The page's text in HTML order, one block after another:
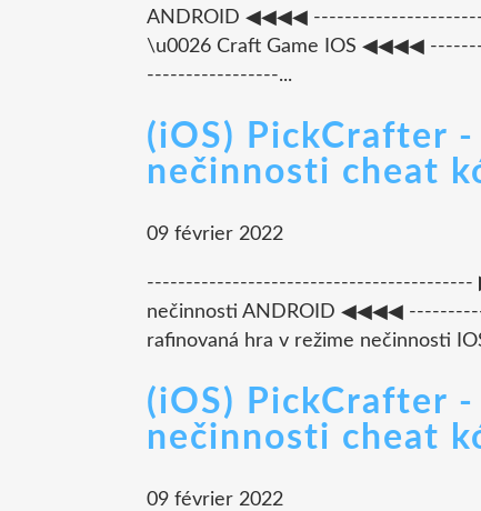
ANDROID ◀◀◀◀
\u0026 Craft Game IOS ◀◀◀◀
-----------------...
(iOS) PickCrafter
nečinnosti cheat
09 février 2022
------------------------------------------
nečinnosti ANDROID ◀◀◀◀
rafinovaná hra v režime
(iOS) PickCrafter
nečinnosti cheat
09 février 2022